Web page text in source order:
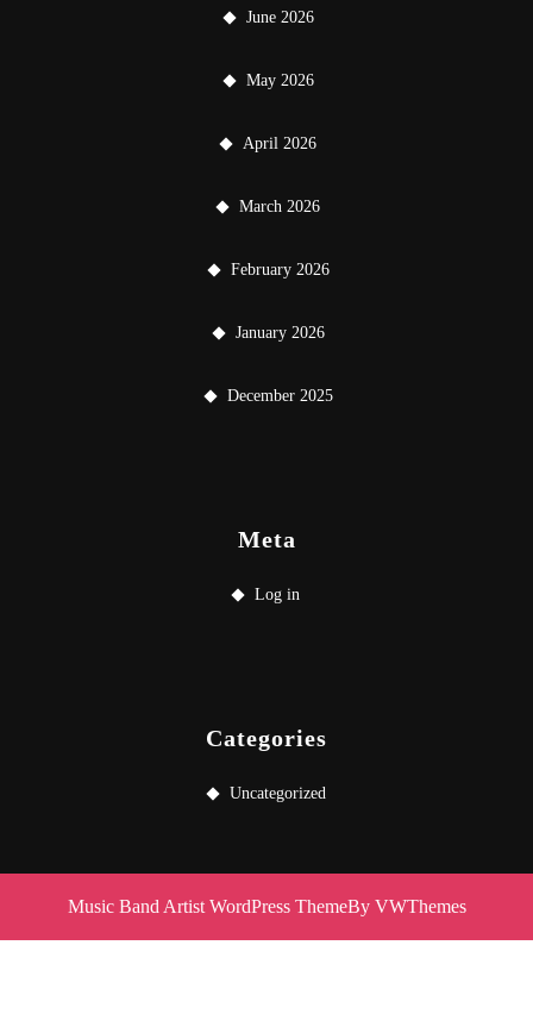
June 2026
May 2026
April 2026
March 2026
February 2026
January 2026
December 2025
Meta
Log in
Categories
Uncategorized
Music Band Artist WordPress ThemeBy VWThemes